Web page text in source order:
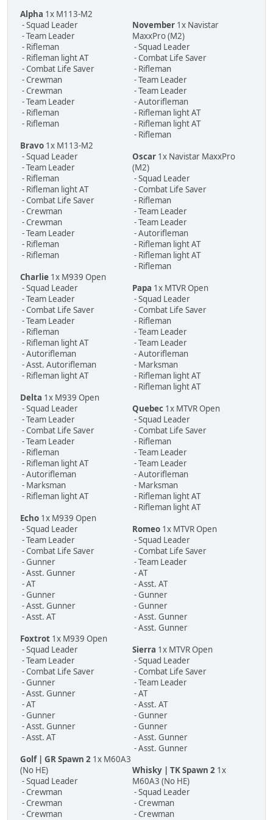
Alpha 1x M113-M2
- Squad Leader
- Team Leader
- Rifleman
- Rifleman light AT
- Combat Life Saver
- Crewman
- Crewman
- Team Leader
- Rifleman
- Rifleman
Bravo 1x M113-M2
- Squad Leader
- Team Leader
- Rifleman
- Rifleman light AT
- Combat Life Saver
- Crewman
- Crewman
- Team Leader
- Rifleman
- Rifleman
Charlie 1x M939 Open
- Squad Leader
- Team Leader
- Combat Life Saver
- Team Leader
- Rifleman
- Rifleman light AT
- Autorifleman
- Asst. Autorifleman
- Rifleman light AT
Delta 1x M939 Open
- Squad Leader
- Team Leader
- Combat Life Saver
- Team Leader
- Rifleman
- Rifleman light AT
- Autorifleman
- Marksman
- Rifleman light AT
Echo 1x M939 Open
- Squad Leader
- Team Leader
- Combat Life Saver
- Gunner
- Asst. Gunner
- AT
- Gunner
- Asst. Gunner
- Asst. AT
Foxtrot 1x M939 Open
- Squad Leader
- Team Leader
- Combat Life Saver
- Gunner
- Asst. Gunner
- AT
- Gunner
- Asst. Gunner
- Asst. AT
Golf | GR Spawn 2 1x M60A3
(No HE)
- Squad Leader
- Crewman
- Crewman
- Crewman
November 1x Navistar
MaxxPro (M2)
- Squad Leader
- Combat Life Saver
- Rifleman
- Team Leader
- Team Leader
- Autorifleman
- Rifleman light AT
- Rifleman light AT
- Rifleman
Oscar 1x Navistar MaxxPro
(M2)
- Squad Leader
- Combat Life Saver
- Rifleman
- Team Leader
- Team Leader
- Autorifleman
- Rifleman light AT
- Rifleman light AT
- Rifleman
Papa 1x MTVR Open
- Squad Leader
- Combat Life Saver
- Rifleman
- Team Leader
- Team Leader
- Autorifleman
- Marksman
- Rifleman light AT
- Rifleman light AT
Quebec 1x MTVR Open
- Squad Leader
- Combat Life Saver
- Rifleman
- Team Leader
- Team Leader
- Autorifleman
- Marksman
- Rifleman light AT
- Rifleman light AT
Romeo 1x MTVR Open
- Squad Leader
- Combat Life Saver
- Team Leader
- AT
- Asst. AT
- Gunner
- Gunner
- Asst. Gunner
- Asst. Gunner
Sierra 1x MTVR Open
- Squad Leader
- Combat Life Saver
- Team Leader
- AT
- Asst. AT
- Gunner
- Gunner
- Asst. Gunner
- Asst. Gunner
Whisky | TK Spawn 2 1x
M60A3 (No HE)
- Squad Leader
- Crewman
- Crewman